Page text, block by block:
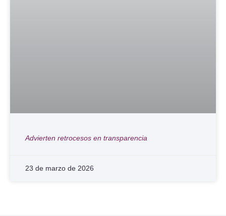
Advierten retrocesos en transparencia
23 de marzo de 2026